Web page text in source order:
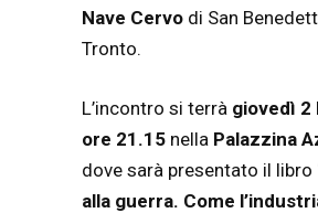
Nave Cervo di San
Tronto.
L’incontro si terrà giovedì 2
ore 21.15 nella Palazzina
dove sarà presentato il libro
alla guerra. Come